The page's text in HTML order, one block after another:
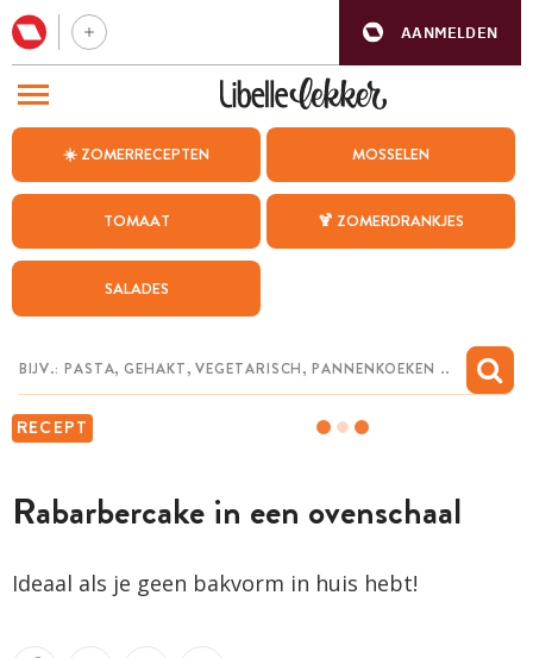
AANMELDEN
☀️ ZOMERRECEPTEN MOSSELEN
TOMAAT 🍹 ZOMERDRANKJES
SALADES
RECEPT
Rabarbercake in een ovenschaal
Ideaal als je geen bakvorm in huis hebt!
BEZOEK ONZE ANDERE WEBSITES
WEEKMENU
CHAT MET MAIA
MIJN BEWAARDE RECEPTEN